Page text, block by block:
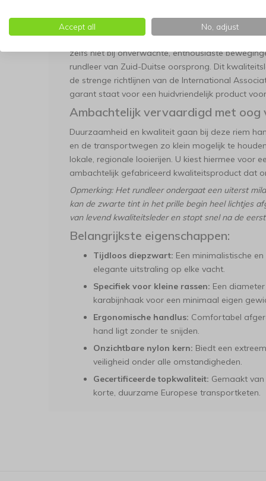
Dankzij de complexe ronde stiksels en de
warm in de handpalm. Het materiaal snijdt niet
zelfs niet bij onverwachte, enthousiaste
rundleer van Zuid-Duitse oorsprong. Dit
de strenge richtlijnen van de International
garant staat voor een huidvriendelijk product
Ambachtelijk vervaardigd met oog
Duurzaamheid en kwaliteit gaan bij deze riem
en de transportwegen zo klein mogelijk te
lokale, regionale looierijen. U kiest hiermee voor
ambachtelijk gefabriceerd kwaliteitsproduct dat
Opmerking: Het rundleer ondergaat een uiterst
kan de zwarte tint in het prille begin heel lichtjes
van levend kwaliteitsleder en stopt snel na de
Belangrijkste eigenschappen:
Tijdloos diepzwart: Een minimalistische
elegante uitstraling op elke vacht.
Specifiek voor kleine rassen: Een
karabijnhaak voor een minimaal eigen
Ergonomische handlus: Comfortabel
hand ligt zonder te snijden.
Onzichtbare nylon kern: Biedt een
veiligheid onder alle omstandigheden.
Gecertificeerde topkwaliteit: Gemaakt
korte, duurzame Europese transportketen.
Accept all No, adjust